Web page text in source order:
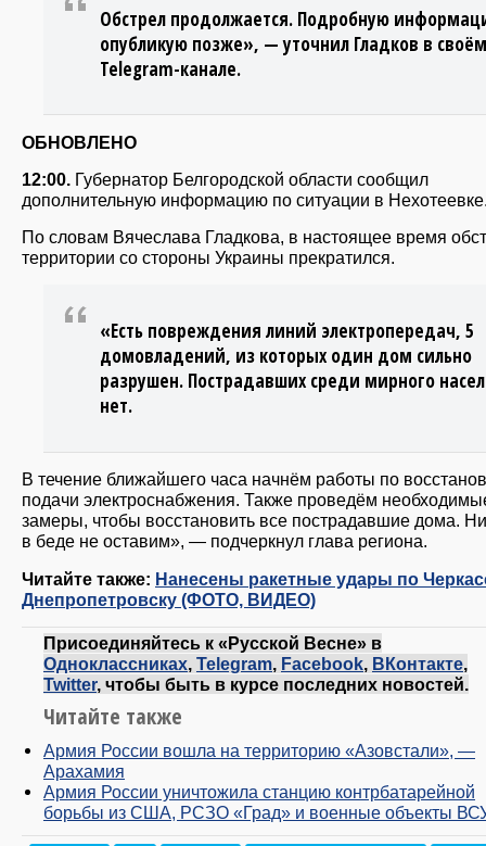
Обстрел продолжается. Подробную
опубликую позже», — уточнил Гладков в своём
Telegram-канале.
ОБНОВЛЕНО
12:00. Губернатор Белгородской области сообщил
дополнительную информацию по ситуации в
По словам Вячеслава Гладкова, в настоящее время
территории со стороны Украины прекратился.
«Есть повреждения линий электропередач, 5
домовладений, из которых один дом сильно
разрушен. Пострадавших среди мирного
нет.
В течение ближайшего часа начнём работы по
подачи электроснабжения. Также проведём
замеры, чтобы восстановить все пострадавшие дома.
в беде не оставим», — подчеркнул глава региона.
Читайте также: Нанесены ракетные удары по
Днепропетровску (ФОТО, ВИДЕО)
Присоединяйтесь к «Русской Весне» в
Одноклассниках, Telegram, Facebook, ВКонтакте,
Twitter, чтобы быть в курсе последних новостей.
Читайте также
Армия России вошла на территорию «Азовстали», —
Арахамия
Армия России уничтожила станцию контрбатарейной
борьбы из США, РСЗО «Град» и военные объекты